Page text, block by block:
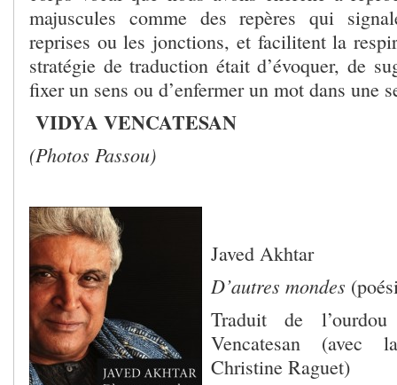
majuscules comme des repères qui
reprises ou les jonctions, et facilitent la
stratégie de traduction était d’évoquer, de
fixer un sens ou d’enfermer un mot dans une
VIDYA VENCATESAN
(Photos Passou)
Javed Akhtar
D’autres mondes
Traduit de
Vencatesan (avec
Christine Raguet)